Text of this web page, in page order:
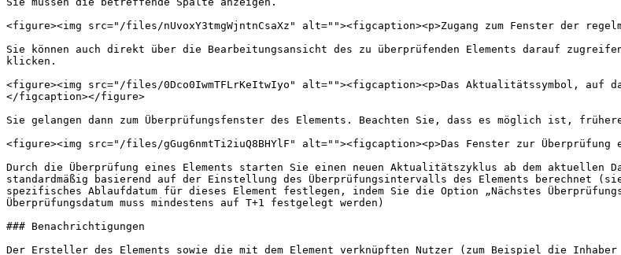
<figure><img src="/files/nUvoxY3tmgWjntnCsaXz" alt=""><figcaption><p>Zugang zum Fenster der
Sie können auch direkt über die Bearbeitungsansicht des zu überprüfenden Elements darauf
klicken.
<figure><img src="/files/0Dco0IwmTFLrKeItwIyo" alt=""><figcaption><p>Das Aktualitätssymbol, auf
</figcaption></figure>
Sie gelangen dann zum Überprüfungsfenster des Elements. Beachten Sie, dass es möglich ist,
<figure><img src="/files/gGug6nmtTi2iuQ8BHYlF" alt=""><figcaption><p>Das Fenster zur
Durch die Überprüfung eines Elements starten Sie einen neuen Aktualitätszyklus ab dem aktuellen
standardmäßig basierend auf der Einstellung des Überprüfungsintervalls des Elements berechnet
spezifisches Ablaufdatum für dieses Element festlegen, indem Sie die Option „Nächstes
Überprüfungsdatum muss mindestens auf T+1 festgelegt werden)
### Benachrichtigungen
Der Ersteller des Elements sowie die mit dem Element verknüpften Nutzer (zum Beispiel die Inhaber